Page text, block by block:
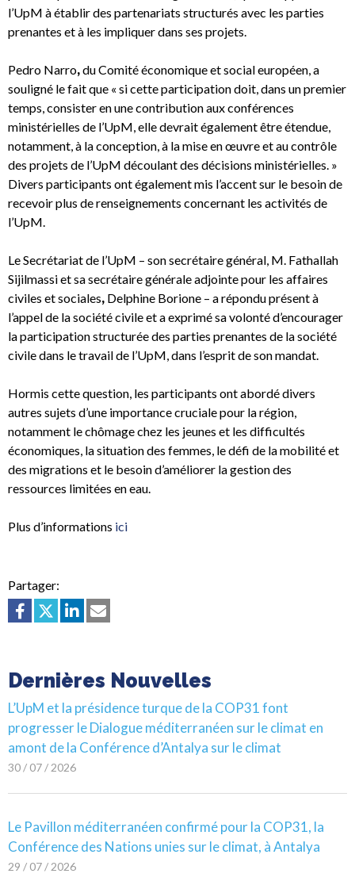
l’UpM à établir des partenariats structurés avec les parties
prenantes et à les impliquer dans ses projets.
Pedro Narro,du Comité économique et social européen, a
souligné le fait que « si cette participation doit, dans un premier
temps, consister en une contribution aux conférences
ministérielles de l’UpM, elle devrait également être étendue,
notamment, à la conception, à la mise en œuvre et au contrôle
des projets de l’UpM découlant des décisions ministérielles. »
Divers participants ont également mis l’accent sur le besoin de
recevoir plus de renseignements concernant les activités de
l’UpM.
Le Secrétariat de l’UpM – son secrétaire général, M. Fathallah
Sijilmassi et sa secrétaire générale adjointe pour les affaires
civiles et sociales, Delphine Borione – a répondu présent à
l’appel de la société civile et a exprimé sa volonté d’encourager
la participation structurée des parties prenantes de la société
civile dans le travail de l’UpM, dans l’esprit de son mandat.
Hormis cette question, les participants ont abordé divers
autres sujets d’une importance cruciale pour la région,
notamment le chômage chez les jeunes et les difficultés
économiques, la situation des femmes, le défi de la mobilité et
des migrations et le besoin d’améliorer la gestion des
ressources limitées en eau.
Plus d’informations ici
Partager:
Dernières Nouvelles
L’UpM et la présidence turque de la COP31 font
progresser le Dialogue méditerranéen sur le climat en
amont de la Conférence d’Antalya sur le climat
30 / 07 / 2026
Le Pavillon méditerranéen confirmé pour la COP31, la
Conférence des Nations unies sur le climat, à Antalya
29 / 07 / 2026